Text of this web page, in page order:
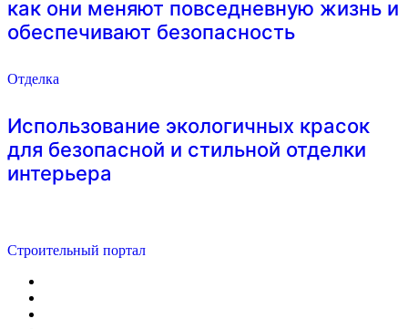
как они меняют повседневную жизнь и
обеспечивают безопасность
Отделка
Использование экологичных красок
для безопасной и стильной отделки
интерьера
Строительный портал